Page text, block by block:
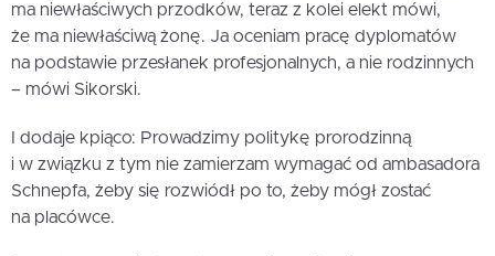
ma niewłaściwych przodków, teraz z kolei elekt mówi,
że ma niewłaściwą żonę. Ja oceniam pracę dyplomatów
na podstawie przesłanek profesjonalnych, a nie rodzinnych
– mówi Sikorski.
I dodaje kpiąco: Prowadzimy politykę prorodzinną
i w związku z tym nie zamierzam wymagać od ambasadora
Schnepfa, żeby się rozwiódł po to, żeby mógł zostać
na placówce.